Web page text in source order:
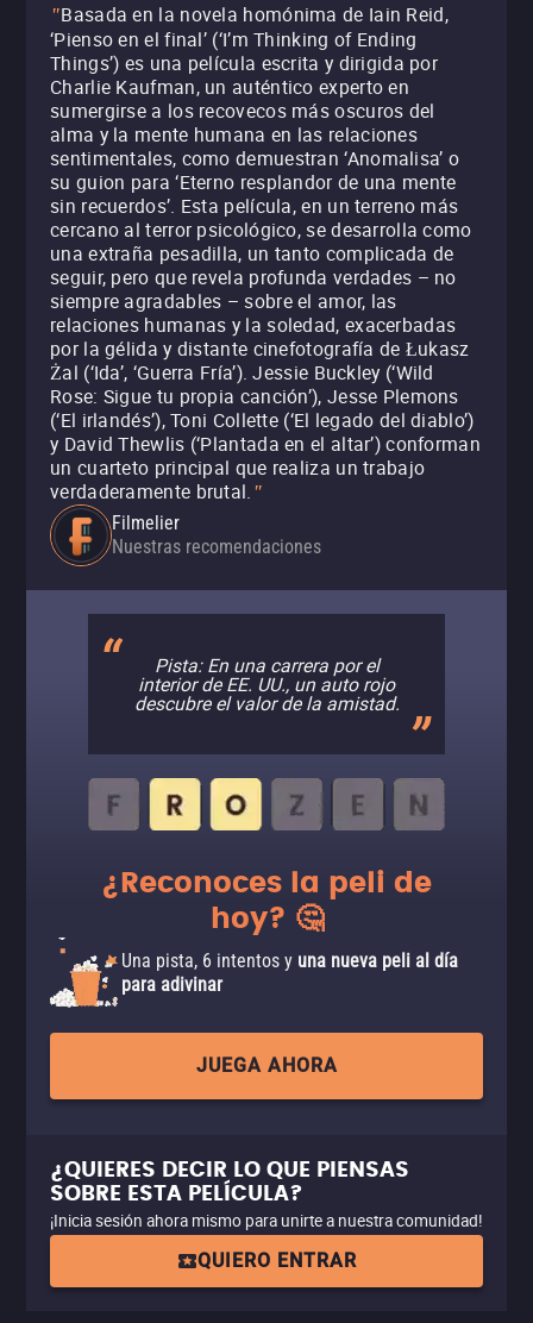
"Basada en la novela homónima de Iain Reid,
‘Pienso en el final’ (‘I’m Thinking of Ending
Things’) es una película escrita y dirigida por
Charlie Kaufman, un auténtico experto en
sumergirse a los recovecos más oscuros del
alma y la mente humana en las relaciones
sentimentales, como demuestran ‘Anomalisa’ o
su guion para ‘Eterno resplandor de una mente
sin recuerdos’. Esta película, en un terreno más
cercano al terror psicológico, se desarrolla como
una extraña pesadilla, un tanto complicada de
seguir, pero que revela profunda verdades – no
siempre agradables – sobre el amor, las
relaciones humanas y la soledad, exacerbadas
por la gélida y distante cinefotografía de Łukasz
Żal (‘Ida’, ‘Guerra Fría’). Jessie Buckley (‘Wild
Rose: Sigue tu propia canción’), Jesse Plemons
(‘El irlandés’), Toni Collette (‘El legado del diablo’)
y David Thewlis (‘Plantada en el altar’) conforman
un cuarteto principal que realiza un trabajo
verdaderamente brutal. "
Filmelier
Nuestras recomendaciones
Pista: En una carrera por el
interior de EE. UU., un auto rojo
descubre el valor de la amistad.
¿Reconoces la peli de
hoy? 🤔
Una pista, 6 intentos y una nueva peli al día
para adivinar
JUEGA AHORA
¿QUIERES DECIR LO QUE PIENSAS
SOBRE ESTA PELÍCULA?
¡Inicia sesión ahora mismo para unirte a nuestra comunidad!
QUIERO ENTRAR